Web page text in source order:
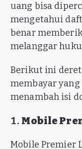
uang bisa
mengetahui
benar
melanggar
Berikut ini
membayar
menambah isi
1. Mobile
Mobile Premier